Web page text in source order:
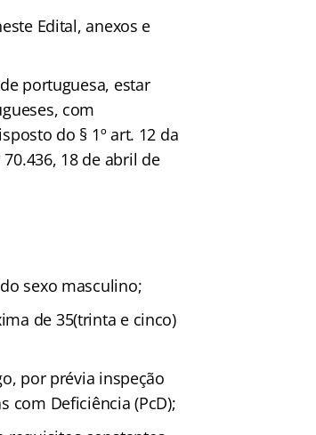
Edital, anexos e
portuguesa, estar
com
do § 1º art. 12 da
18 de abril de
sexo masculino;
de 35(trinta e cinco)
por prévia inspeção
com Deficiência (PcD);